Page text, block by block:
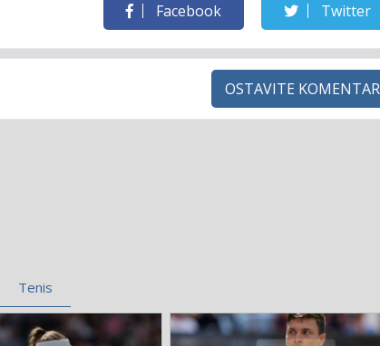
Facebook Twitter
OSTAVITE KOMENTAR
Tenis